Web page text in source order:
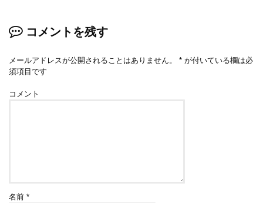
コメントを残す
メールアドレスが公開されることはありません。 * が付いている欄は必
須項目です
コメント
名前*